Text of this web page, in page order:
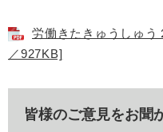
労働きたきゅうしゅ
／927KB]
皆様のご意見をお聞